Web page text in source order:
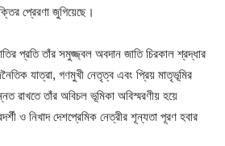
প্রেরণা জুগিয়েছে।
প্রতি তাঁর সমুজ্জ্বল অবদান জাতি চিরকাল শ্রদ্ধার
যাত্রা, গণমুখী নেতৃত্ব এবং প্রিয় মাতৃভূমির
রাখতে তাঁর অবিচল ভূমিকা অবিস্মরণীয় হয়ে
ও নিখাদ দেশপ্রেমিক নেত্রীর শূন্যতা পূরণ হবার